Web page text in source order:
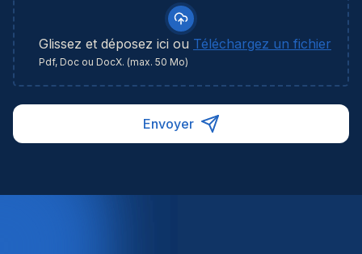
Glissez et déposez ici ou Téléchargez un fichier
Pdf, Doc ou DocX. (max. 50 Mo)
Envoyer